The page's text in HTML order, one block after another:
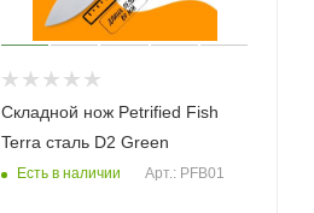
Складной нож Petrified Fish
Terra сталь D2 Green
Есть в наличии Арт.: PFB01